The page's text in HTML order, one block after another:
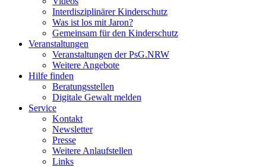
Interdisziplinärer Kinderschutz
Was ist los mit Jaron?
Gemeinsam für den Kinderschutz
Veranstaltungen
Veranstaltungen der PsG.NRW
Weitere Angebote
Hilfe finden
Beratungsstellen
Digitale Gewalt melden
Service
Kontakt
Newsletter
Presse
Weitere Anlaufstellen
Links